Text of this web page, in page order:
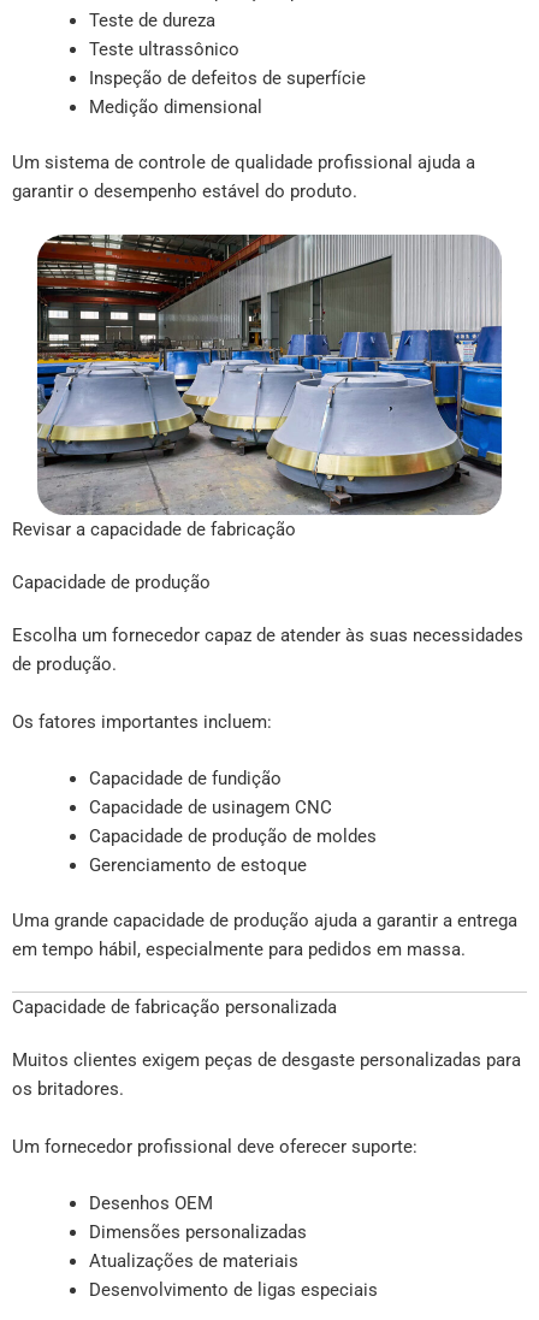
Teste de dureza
Teste ultrassônico
Inspeção de defeitos de superfície
Medição dimensional
Um sistema de controle de qualidade profissional ajuda a
garantir o desempenho estável do produto.
Revisar a capacidade de fabricação
Capacidade de produção
Escolha um fornecedor capaz de atender às suas necessidades
de produção.
Os fatores importantes incluem:
Capacidade de fundição
Capacidade de usinagem CNC
Capacidade de produção de moldes
Gerenciamento de estoque
Uma grande capacidade de produção ajuda a garantir a entrega
em tempo hábil, especialmente para pedidos em massa.
Capacidade de fabricação personalizada
Muitos clientes exigem peças de desgaste personalizadas para
os britadores.
Um fornecedor profissional deve oferecer suporte:
Desenhos OEM
Dimensões personalizadas
Atualizações de materiais
Desenvolvimento de ligas especiais